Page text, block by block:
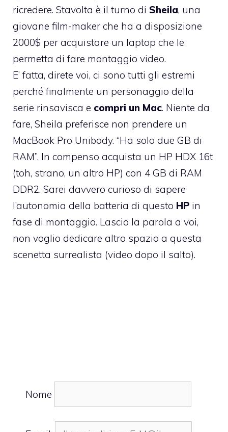
ricredere. Stavolta è il turno di Sheila, una
giovane film-maker che ha a disposizione
2000$ per acquistare un laptop che le
permetta di fare montaggio video.
E’ fatta, direte voi, ci sono tutti gli estremi
perché finalmente un personaggio della
serie rinsavisca e compri un Mac. Niente da
fare, Sheila preferisce non prendere un
MacBook Pro Unibody. “Ha solo due GB di
RAM”. In compenso acquista un HP HDX 16t
(toh, strano, un altro HP) con 4 GB di RAM
DDR2. Sarei davvero curioso di sapere
l’autonomia della batteria di questo HP in
fase di montaggio. Lascio la parola a voi,
non voglio dedicare altro spazio a questa
scenetta surrealista (video dopo il salto).
Nome